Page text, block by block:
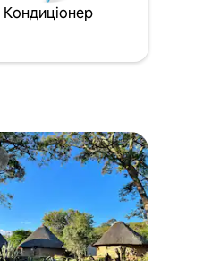
Кондиціонер